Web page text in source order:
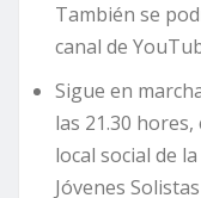
También se
canal de
Sigue en
las 21.30
local social de
Jóvenes